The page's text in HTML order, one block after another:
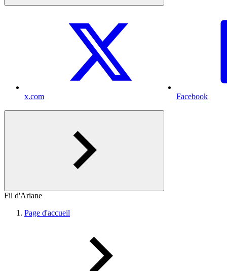
x.com Facebook
Fil d'Ariane
Page d'accueil